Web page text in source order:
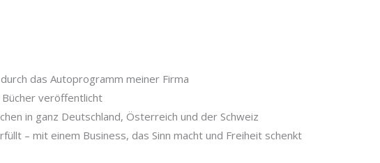
das Autoprogramm meiner Firma
veröffentlicht
in ganz Deutschland, Österreich und der Schweiz
– mit einem Business, das Sinn macht und Freiheit schenkt